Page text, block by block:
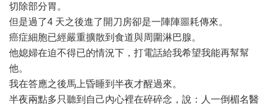
切除部分胃。
但是過了4 天之後進了開刀房卻是一陣陣噩耗傳來。
癌症細胞已經嚴重擴散到食道與周圍淋巴腺。
他媳婦在迫不得已的情況下，打電話給我希望我能再幫幫
他。
我在答應之後馬上昏睡到半夜才醒過來。
半夜兩點多只聽到自己內心裡在碎碎念，說：人一倒楣名醫